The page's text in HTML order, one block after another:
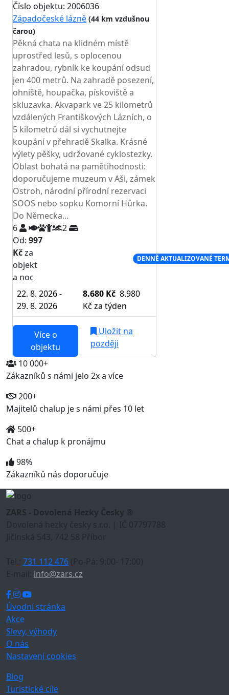
Číslo objektu: 2006036
Západočeské lázně (44 km vzdušnou
čarou)
Pěkná chata na klidném místě
uprostřed lesů, s oplocenou
zahradou, rybník ke koupání odsud
jen 400 metrů. Na zahradě posezení,
ohniště, houpačka, pískoviště a
skluzavka. Akvapark ve 25 kilometrů
vzdálených Františkových Lázních, o
5 kilometrů dál si vychutnejte
koupání v přehradě Skalka. Krásné
výlety pěšky, udržované cyklostezky.
Oblast bohatá na pamětihodnosti:
doporučujeme muzeum v Aši, zámek
Ostroh, národní přírodní rezervaci
SOOS nebo sopku Komorní Hůrka.
Do Německa...
6
2
Od: 997
Kčza
objekt
a noc
DENNĚ AKTUALIZOVANÉ
22. 8. 2026 -
29. 8. 2026
8.680 Kč 8.980
Kč za týden
Více o
objektu
Uložit na
později
10 000+
Zákazníků s námi jelo 2x a více
200+
Majitelů chalup je s námi přes 10 let
500+
Chat a chalup k pronájmu
98%
Zákazníků nás doporučuje
ZARS - Dovolená Hezky Česky ®
Dovolená hezky česky s.r.o. | IČ 07797788
Jičínská 543, 742 58 Příbor
Tel.: 731 112 476 (Po-Pá: 9:00- 17:00)
E-mail: info@zars.cz
Úvodní stránka
Akce
Slevy, výhody
O nás
Nastavení cookies
Blog
Turistické cíle